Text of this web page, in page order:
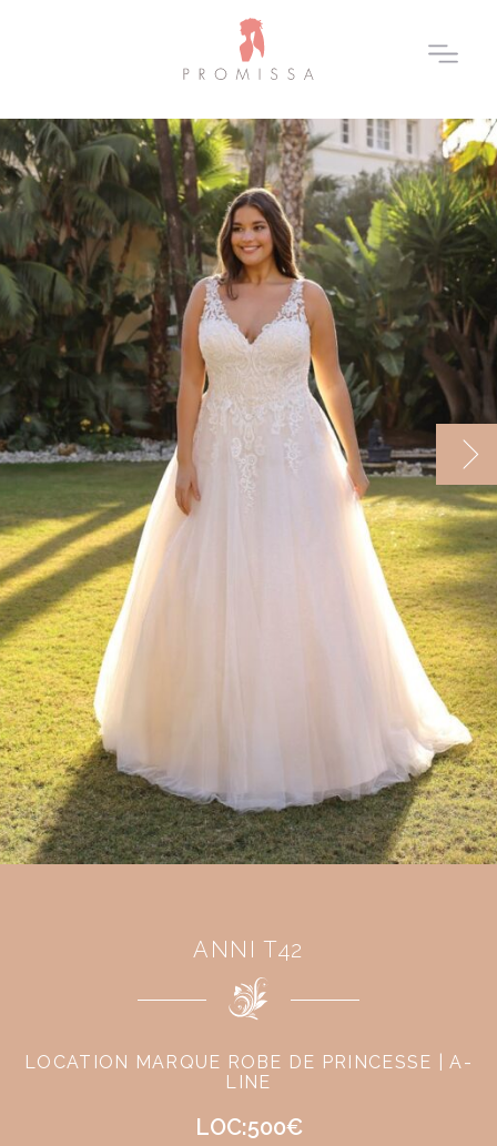
ANNI T42
LOCATION MARQUE ROBE DE PRINCESSE | A-
LINE
LOC:500€